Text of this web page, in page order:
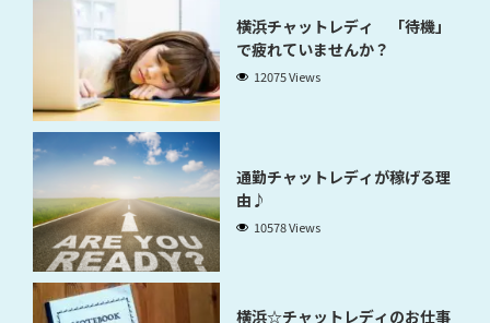
横浜チャットレディ 「待機」
で疲れていませんか？
12075 Views
通勤チャットレディが稼げる理
由♪
10578 Views
横浜☆チャットレディのお仕事